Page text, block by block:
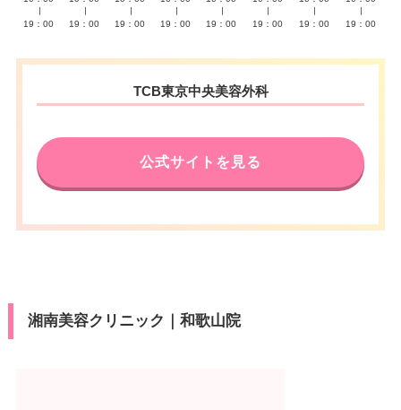
19：00
19：00
19：00
19：00
19：00
19：00
19：00
19：00
TCB東京中央美容外科
公式サイトを見る
湘南美容クリニック｜和歌山院